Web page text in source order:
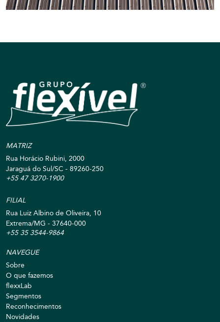
MATRIZ
Rua Horácio Rubini, 2000
Jaraguá do Sul/SC - 89260-250
+55 47 3270-1900
FILIAL
Rua Luiz Albino de Oliveira, 10
Extrema/MG - 37640-000
+55 35 3544-9864
NAVEGUE
Sobre
O que fazemos
flexxLab
Segmentos
Reconhecimentos
Novidades